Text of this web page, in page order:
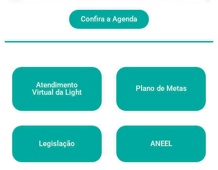
Confira a Agenda
Atendimento
Virtual da Light
Plano de Metas
Legislação ANEEL